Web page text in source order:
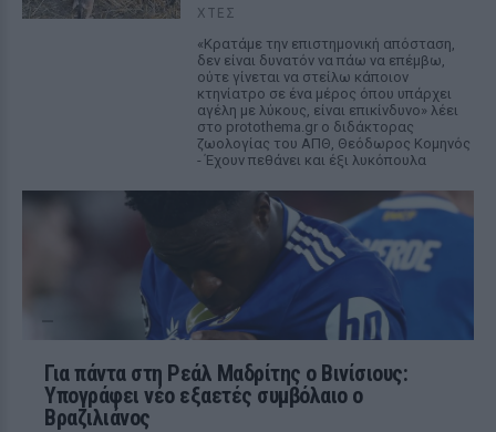
ΧΤΕΣ
«Κρατάμε την επιστημονική απόσταση,
δεν είναι δυνατόν να πάω να επέμβω,
ούτε γίνεται να στείλω κάποιον
κτηνίατρο σε ένα μέρος όπου υπάρχει
αγέλη με λύκους, είναι επικίνδυνο» λέει
στο protothema.gr ο διδάκτορας
ζωολογίας του ΑΠΘ, Θεόδωρος Κομηνός
- Έχουν πεθάνει και έξι λυκόπουλα
Για πάντα στη Ρεάλ Μαδρίτης ο Βινίσιους:
Υπογράφει νέο εξαετές συμβόλαιο ο
Βραζιλιάνος